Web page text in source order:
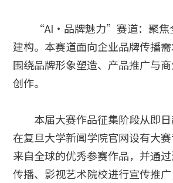
“AI·品牌魅力”赛道：聚焦
建构。本赛道面向企业品牌传播
围绕品牌形象塑造、产品推广与
创作。
本届大赛作品征集阶段从即日
在复旦大学新闻学院官网设有大
来自全球的优秀参赛作品，并通
传播、影视艺术院校进行宣传推